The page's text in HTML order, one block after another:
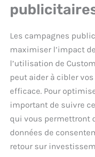
Les campagnes
maximiser l’impact
l’utilisation de
peut aider à cibler
efficace. Pour
important de suivre
qui vous permettront
données de
retour sur